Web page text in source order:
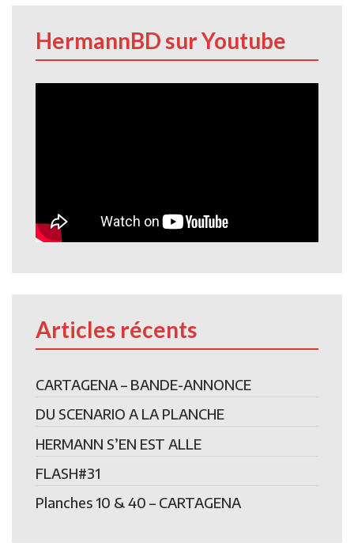
HermannBD sur Youtube
Articles récents
CARTAGENA – BANDE-ANNONCE
DU SCENARIO A LA PLANCHE
HERMANN S’EN EST ALLE
FLASH#31
Planches 10 & 40 – CARTAGENA